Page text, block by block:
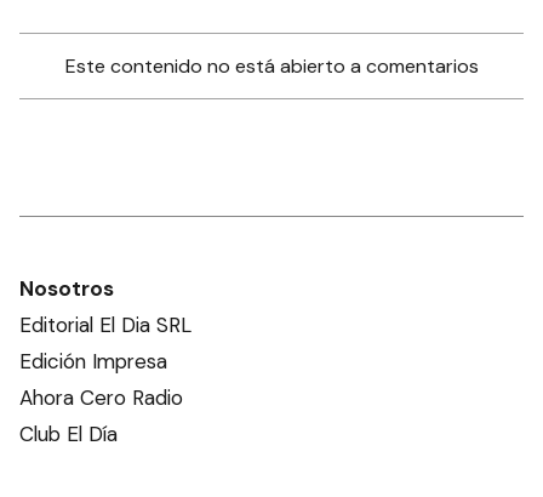
Este contenido no está abierto a comentarios
Nosotros
Editorial El Dia SRL
Edición Impresa
Ahora Cero Radio
Club El Día